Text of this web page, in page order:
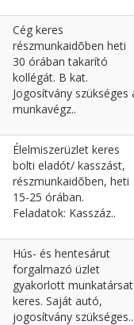
Cég keres
részmunkaidõben heti
30 órában takarító
kollégát. B kat.
Jogosítvány szükséges
munkavégz..
Élelmiszerüzlet keres
bolti eladót/ kasszást,
részmunkaidõben, heti
15-25 órában.
Feladatok: Kasszáz..
Hús- és hentesárut
forgalmazó üzlet
gyakorlott munkatársat
keres. Saját autó,
jogosítvány